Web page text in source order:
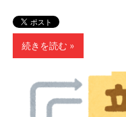
続きを読む